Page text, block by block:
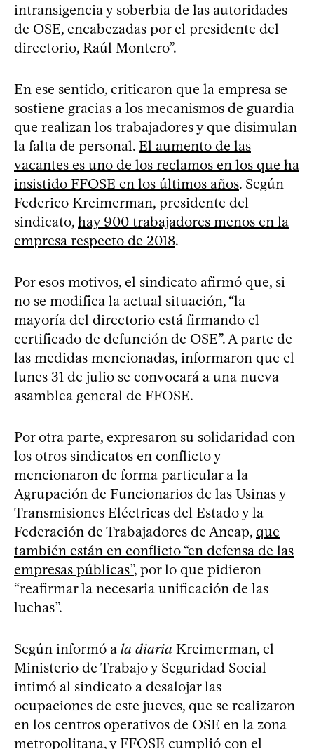
intransigencia y soberbia de las autoridades
de OSE, encabezadas por el presidente del
directorio, Raúl Montero”.
En ese sentido, criticaron que la empresa se
sostiene gracias a los mecanismos de guardia
que realizan los trabajadores y que disimulan
la falta de personal. El aumento de las
vacantes es uno de los reclamos en los que ha
insistido FFOSE en los últimos años. Según
Federico Kreimerman, presidente del
sindicato, hay 900 trabajadores menos en la
empresa respecto de 2018.
Por esos motivos, el sindicato afirmó que, si
no se modifica la actual situación, “la
mayoría del directorio está firmando el
certificado de defunción de OSE”. A parte de
las medidas mencionadas, informaron que el
lunes 31 de julio se convocará a una nueva
asamblea general de FFOSE.
Por otra parte, expresaron su solidaridad con
los otros sindicatos en conflicto y
mencionaron de forma particular a la
Agrupación de Funcionarios de las Usinas y
Transmisiones Eléctricas del Estado y la
Federación de Trabajadores de Ancap, que
también están en conflicto “en defensa de las
empresas públicas”, por lo que pidieron
“reafirmar la necesaria unificación de las
luchas”.
Según informó a la diaria Kreimerman, el
Ministerio de Trabajo y Seguridad Social
intimó al sindicato a desalojar las
ocupaciones de este jueves, que se realizaron
en los centros operativos de OSE en la zona
metropolitana, y FFOSE cumplió con el